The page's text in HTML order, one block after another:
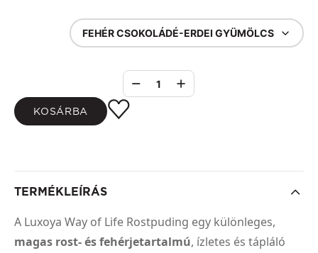
FEHÉR CSOKOLÁDÉ-ERDEI GYÜMÖLCS
1
KOSÁRBA
TERMÉKLEÍRÁS
A Luxoya Way of Life Rostpuding egy különleges,
magas rost- és fehérjetartalmú, ízletes és tápláló